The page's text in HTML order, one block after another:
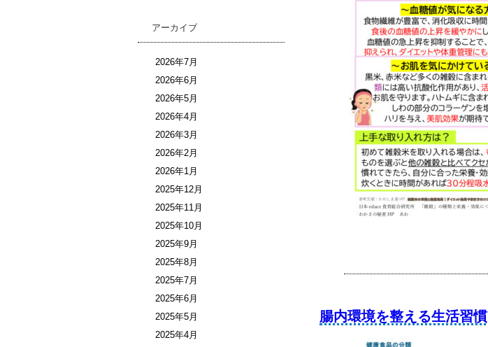
腸内環境を整える生活習慣
アーカイブ
2026年7月
2026年6月
2026年5月
2026年4月
2026年3月
2026年2月
2026年1月
2025年12月
2025年11月
2025年10月
2025年9月
2025年8月
2025年7月
2025年6月
2025年5月
2025年4月